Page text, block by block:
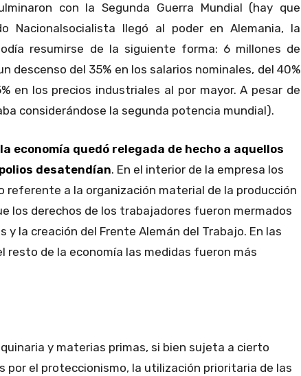
con la Segunda Guerra Mundial (hay que
Nacionalsocialista llegó al poder en Alemania, la
resumirse de la siguiente forma: 6 millones de
descenso del 35% en los salarios nominales, del 40%
en los precios industriales al por mayor. A pesar de
considerándose la segunda potencia mundial).
economía quedó relegada de hecho a aquellos
desatendían. En el interior de la empresa los
referente a la organización material de la producción
los derechos de los trabajadores fueron mermados
y la creación del Frente Alemán del Trabajo. En las
resto de la economía las medidas fueron más
y materias primas, si bien sujeta a cierto
por el proteccionismo, la utilización prioritaria de las